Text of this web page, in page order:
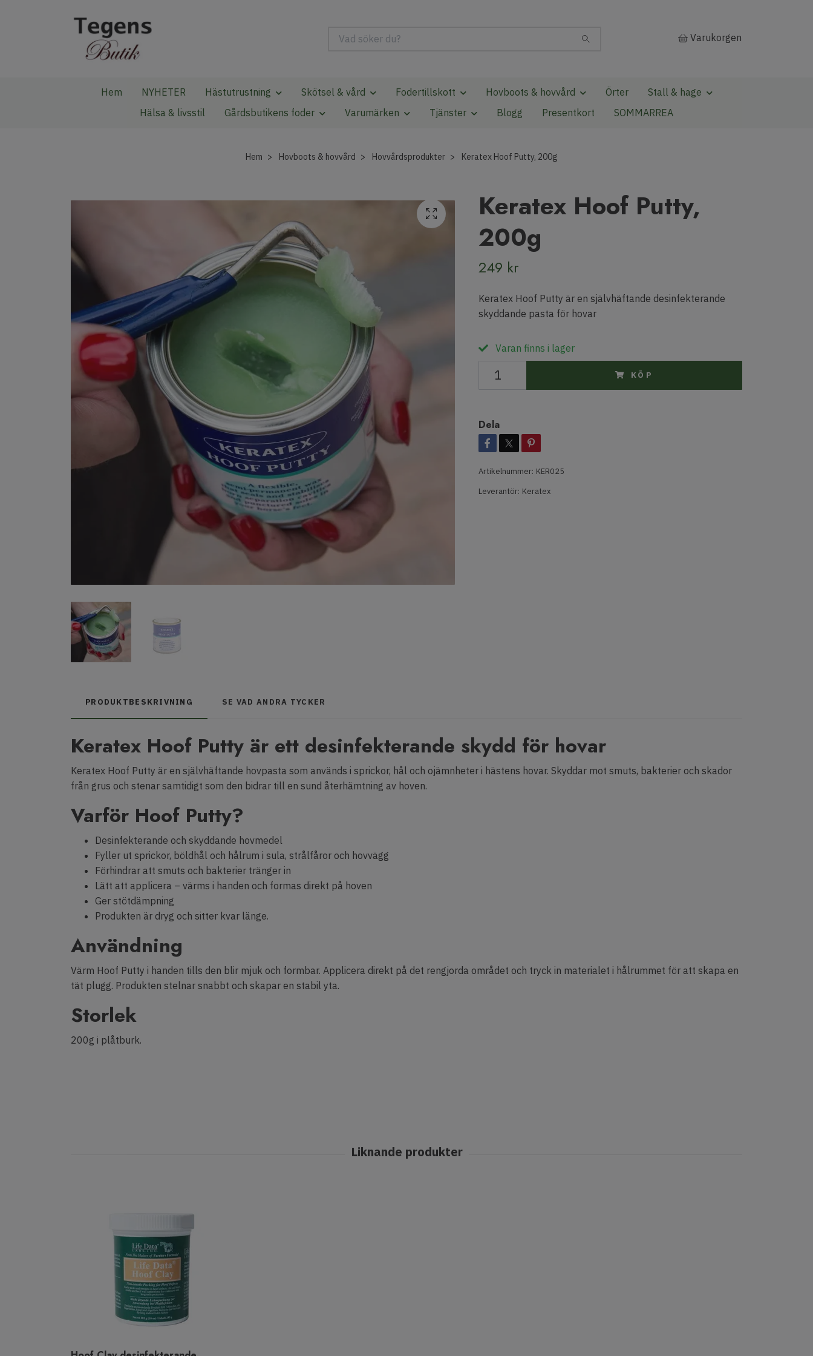
Varukorgen
Hem NYHETER Hästutrustning Skötsel & vård Fodertillskott Hovboots & hovvård Örter
Stall & hage
Hälsa & livsstil
Gårdsbutikens foder Varumärken Tjänster Blogg Presentkort SOMMARREA
Hem Hovboots & hovvård Hovvårdsprodukter Keratex Hoof Putty, 200g
Keratex Hoof Putty,
200g
249 kr
Keratex Hoof Putty är en självhäftande desinfekterande
skyddande pasta för hovar
Varan finns i lager
KÖP
Dela
Artikelnummer: KER025
Leverantör: Keratex
PRODUKTBESKRIVNING SE VAD ANDRA TYCKER
Keratex Hoof Putty är ett desinfekterande skydd för hovar
Keratex Hoof Putty är en självhäftande hovpasta som används i sprickor, hål och ojämnheter i hästens hovar. Skyddar mot smuts, bakterier och skador
från grus och stenar samtidigt som den bidrar till en sund återhämtning av hoven.
Varför Hoof Putty?
Desinfekterande och skyddande hovmedel
Fyller ut sprickor, böldhål och hålrum i sula, strålfåror och hovvägg
Förhindrar att smuts och bakterier tränger in
Lätt att applicera – värms i handen och formas direkt på hoven
Ger stötdämpning
Produkten är dryg och sitter kvar länge.
Användning
Värm Hoof Putty i handen tills den blir mjuk och formbar. Applicera direkt på det rengjorda området och tryck in materialet i hålrummet för att skapa en
tät plugg. Produkten stelnar snabbt och skapar en stabil yta.
Storlek
200g i plåtburk.